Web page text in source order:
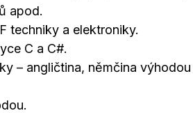
apod.
techniky a elektroniky.
C a C#.
– angličtina, němčina výhodou